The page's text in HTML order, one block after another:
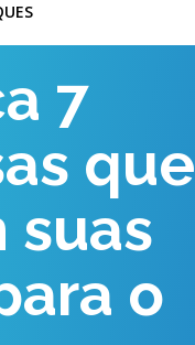
7
que
suas
o